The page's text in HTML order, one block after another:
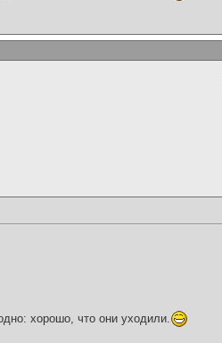
хорошо, что они уходили.